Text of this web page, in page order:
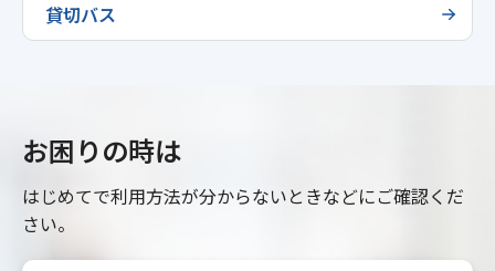
貸切バス
お困りの時は
はじめてで利用方法が分からないときなどにご確認くだ
さい。